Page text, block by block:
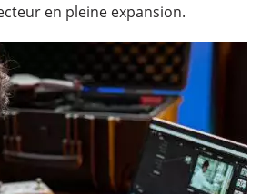
en pleine expansion.